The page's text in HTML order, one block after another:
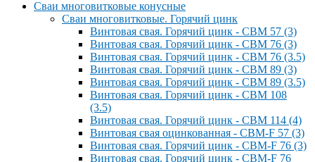
Сваи многовитковые конусные
Сваи многовитковые. Горячий цинк
Винтовая свая. Горячий цинк - СВМ 57 (3)
Винтовая свая. Горячий цинк - СВМ 76 (3)
Винтовая свая. Горячий цинк - СВМ 76 (3.5)
Винтовая свая. Горячий цинк - СВМ 89 (3)
Винтовая свая. Горячий цинк - СВМ 89 (3.5)
Винтовая свая. Горячий цинк - СВМ 108
(3.5)
Винтовая свая. Горячий цинк - СВМ 114 (4)
Винтовая свая оцинкованная - СВМ-F 57 (3)
Винтовая свая. Горячий цинк - СВМ-F 76 (3)
Винтовая свая. Горячий цинк - СВМ-F 76